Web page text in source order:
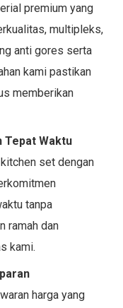
premium yang
multipleks,
anti gores serta
kami pastikan
memberikan
Tepat Waktu
set dengan
tanpa
ramah dan
kami.
harga yang